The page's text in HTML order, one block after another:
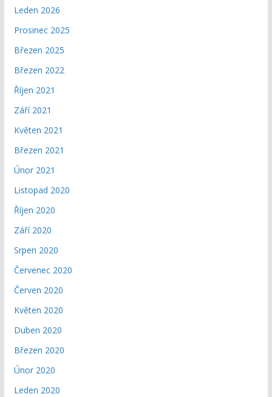
Leden 2026
Prosinec 2025
Březen 2025
Březen 2022
Říjen 2021
Září 2021
Květen 2021
Březen 2021
Únor 2021
Listopad 2020
Říjen 2020
Září 2020
Srpen 2020
Červenec 2020
Červen 2020
Květen 2020
Duben 2020
Březen 2020
Únor 2020
Leden 2020